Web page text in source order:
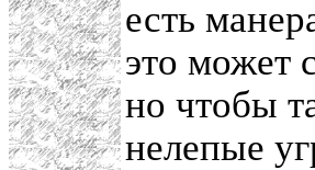
есть
это может
но чтобы
нелепые